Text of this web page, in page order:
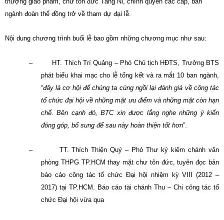
ngành đoàn thể đồng trở về tham dự đại lễ.
Nội dung chương trình buổi lễ bao gồm những chương mục như sau:
–
HT. Thích Trí Quảng – Phó Chủ tịch HĐTS, Trưởng BTS
phát biểu khai mạc cho lễ tổng kết và ra mắt 10 ban ngành,
“đây là cơ hội để chúng ta cùng ngồi lại đánh giá về công tác
tổ chức đại hội về những mặt ưu điểm và những mặt còn hạn
chế. Bên cạnh đó, BTC xin được lắng nghe những ý kiến
đóng góp, bổ sung để sau này hoàn thiện tốt hơn”.
– TT. Thích Thiện Quý – Phó Thư ký kiêm chánh văn
phòng THPG TP.HCM thay mặt chư tôn đức, tuyên đọc bản
báo cáo công tác tổ chức Đại hội nhiệm kỳ VIII (2012 –
2017) tại TP.HCM. Báo cáo tài chánh Thu – Chi công tác tổ
chức Đại hội vừa qua